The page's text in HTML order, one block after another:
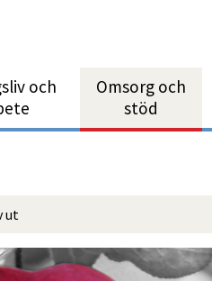
och
Omsorg och
stöd
ut